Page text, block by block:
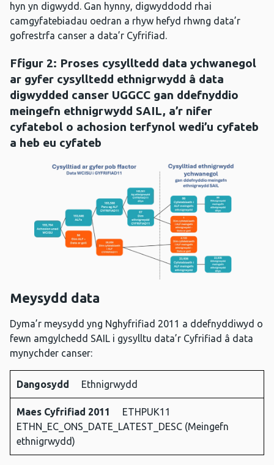
hyn yn digwydd. Gan hynny, digwyddodd rhai
camgyfatebiadau oedran a rhyw hefyd rhwng data’r
gofrestrfa canser a data’r Cyfrifiad.
Ffigur 2: Proses cysylltedd data ychwanegol
ar gyfer cysylltedd ethnigrwydd â data
digwydded canser UGGCC gan ddefnyddio
meingefn ethnigrwydd SAIL, a’r nifer
cyfatebol o achosion terfynol wedi’u cyfateb
a heb eu cyfateb
Meysydd data
Dyma’r meysydd yng Nghyfrifiad 2011 a ddefnyddiwyd o
fewn amgylchedd SAIL i gysylltu data’r Cyfrifiad â data
mynychder canser:
Dangosydd
Maes
Cyfrifiad
2011
Dangosydd Ethnigrwydd
Maes Cyfrifiad 2011
ETHPUK11
ETHN_EC_ONS_DATE_LATEST_DESC (Meingefn
ethnigrwydd)